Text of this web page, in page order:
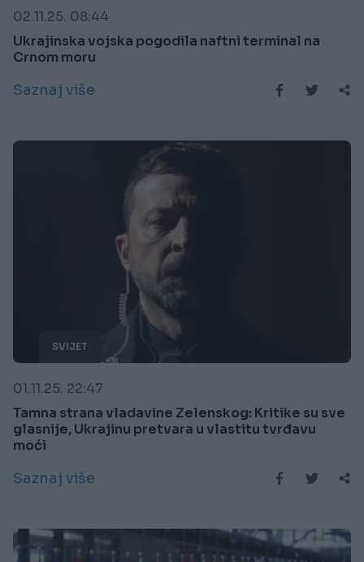
02.11.25. 08:44
Ukrajinska vojska pogodila naftni terminal na
Crnom moru
Saznaj više
SVIJET
01.11.25. 22:47
Tamna strana vladavine Zelenskog: Kritike su sve
glasnije, Ukrajinu pretvara u vlastitu tvrđavu
moći
Saznaj više